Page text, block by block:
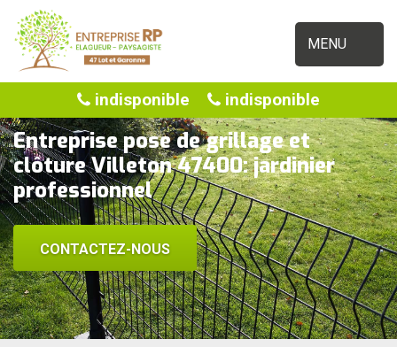
MENU
indisponible indisponible
Entreprise pose de grillage et
clôture Villeton 47400: jardinier
professionnel
CONTACTEZ-NOUS